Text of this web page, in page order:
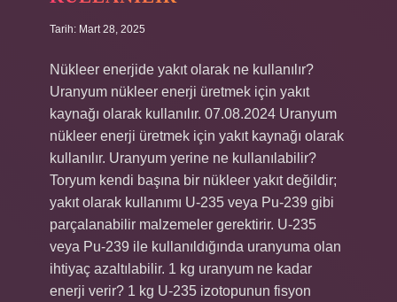
Tarih: Mart 28, 2025
Nükleer enerjide yakıt olarak ne kullanılır?
Uranyum nükleer enerji üretmek için yakıt
kaynağı olarak kullanılır. 07.08.2024 Uranyum
nükleer enerji üretmek için yakıt kaynağı olarak
kullanılır. Uranyum yerine ne kullanılabilir?
Toryum kendi başına bir nükleer yakıt değildir;
yakıt olarak kullanımı U-235 veya Pu-239 gibi
parçalanabilir malzemeler gerektirir. U-235
veya Pu-239 ile kullanıldığında uranyuma olan
ihtiyaç azaltılabilir. 1 kg uranyum ne kadar
enerji verir? 1 kg U-235 izotopunun fisyon